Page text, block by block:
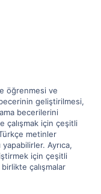
öğrenmesi ve
geliştirilmesi,
becerilerini
çalışmak için çeşitli
metinler
Ayrıca,
için çeşitli
çalışmalar